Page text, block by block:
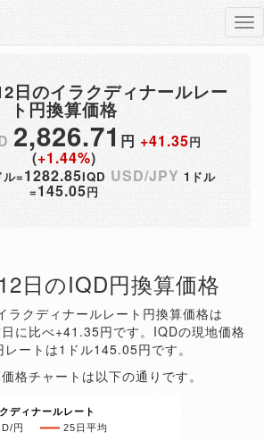
日のイラクディナールレー
ト円換算価格
2,826.71 円 +41.35円
(+1.44%)
=1282.85IQD USD/JPY 1ドル
=145.05円
日のIQD円換算価格
クディナールレート円換算価格は
に比べ+41.35円です。IQDの現地価格
ートは1ドル145.05円です。
格チャートは以下の通りです。
ディナールレート
円
25日平均